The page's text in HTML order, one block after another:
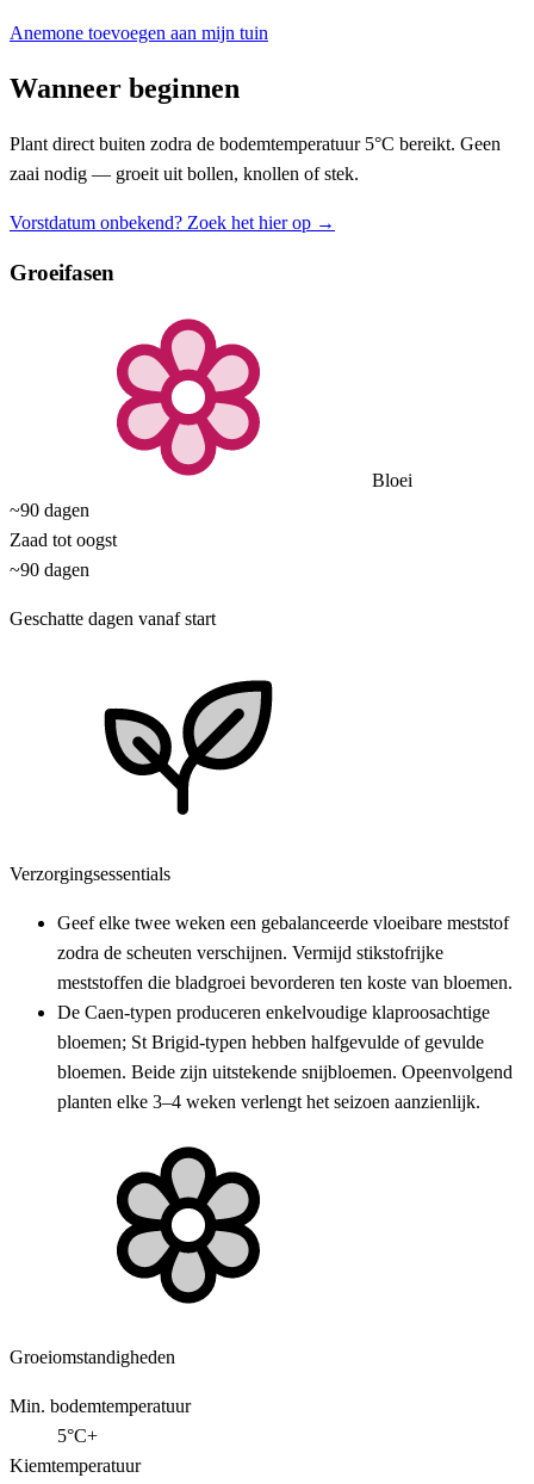
Anemone toevoegen aan mijn tuin
Wanneer beginnen
Plant direct buiten zodra de bodemtemperatuur 5°C bereikt. Geen
zaai nodig — groeit uit bollen, knollen of stek.
Vorstdatum onbekend? Zoek het hier op →
Groeifasen
Bloei
~90 dagen
Zaad tot oogst
~90 dagen
Geschatte dagen vanaf start
Verzorgingsessentials
Geef elke twee weken een gebalanceerde vloeibare meststof
zodra de scheuten verschijnen. Vermijd stikstofrijke
meststoffen die bladgroei bevorderen ten koste van bloemen.
De Caen-typen produceren enkelvoudige klaproosachtige
bloemen; St Brigid-typen hebben halfgevulde of gevulde
bloemen. Beide zijn uitstekende snijbloemen. Opeenvolgend
planten elke 3–4 weken verlengt het seizoen aanzienlijk.
Groeiomstandigheden
Min. bodemtemperatuur
5°C+
Kiemtemperatuur